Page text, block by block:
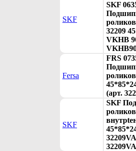
SKF
SKF
32209
VKHB
Fersa
FRS
(арт.
SKF
SKF